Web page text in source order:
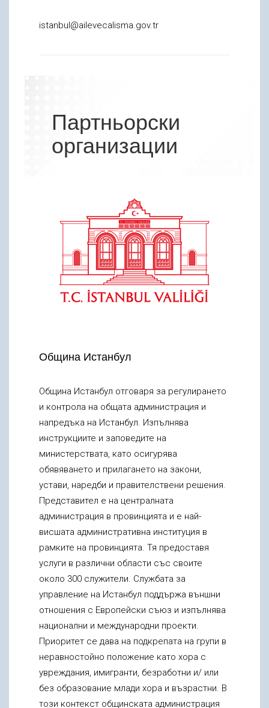
istanbul@ailevecalisma.gov.tr
Партньорски
организации
Община Истанбул
Община Истанбул отговаря за регулирането
и контрола на общата администрация и
напредъка на Истанбул. Изпълнява
инструкциите и заповедите на
министерствата, като осигурява
обявяването и прилагането на закони,
устави, наредби и правителствени решения.
Представител е на централната
администрация в провинцията и е най-
висшата административна институция в
рамките на провинцията. Тя предоставя
услуги в различни области със своите
около 300 служители. Службата за
управление на Истанбул поддържа външни
отношения с Европейски съюз и изпълнява
национални и международни проекти.
Приоритет се дава на подкрепата на групи в
неравностойно положение като хора с
увреждания, имигранти, безработни и/ или
без образование млади хора и възрастни. В
този контекст общинската администрация